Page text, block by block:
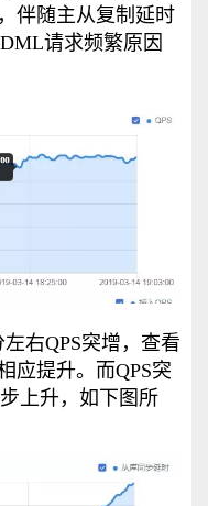
伴随主从复制延时
请求频繁原因
右QPS突增，查看
应提升。而QPS突
上升，如下图所